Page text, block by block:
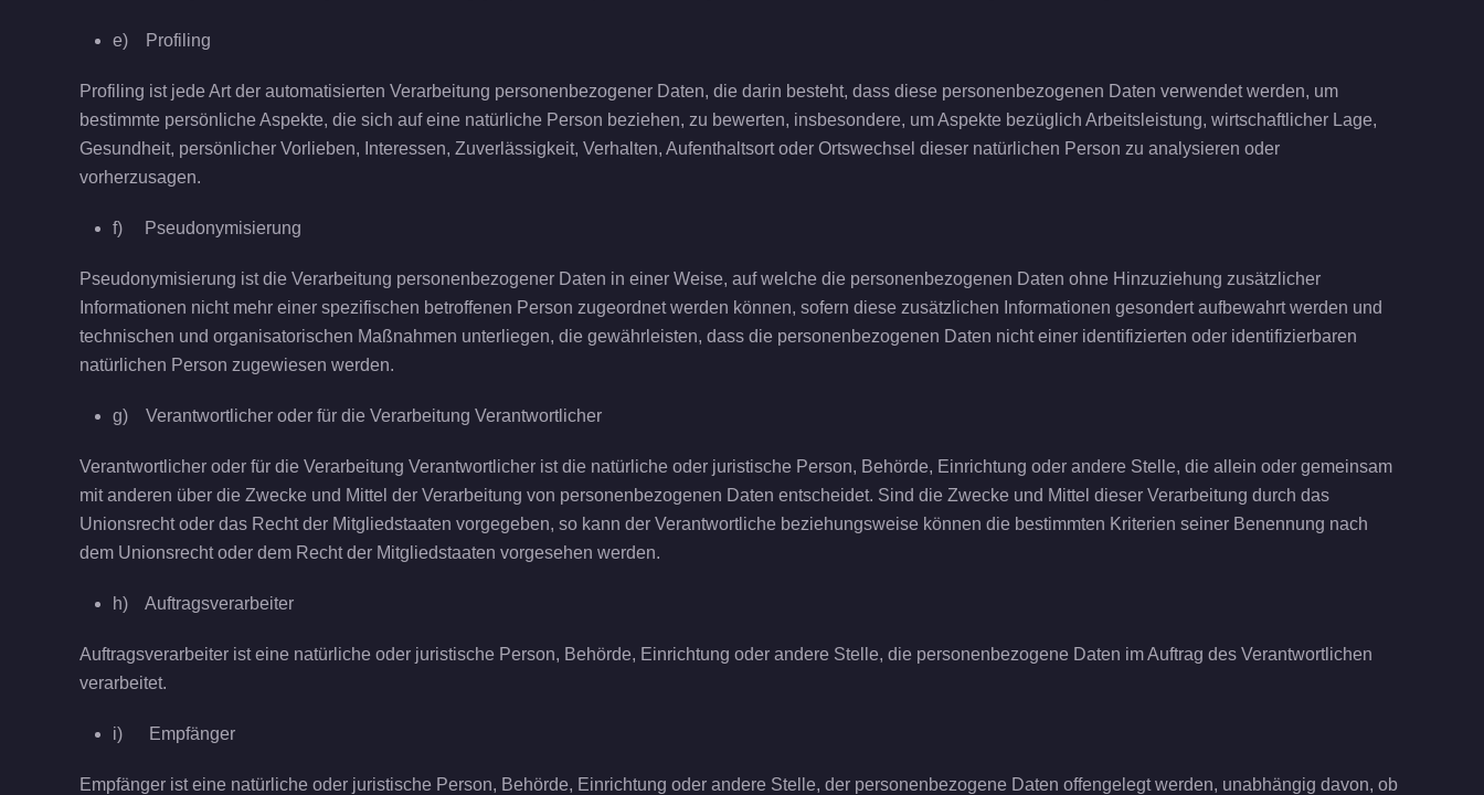
e) Profiling
Profiling ist jede Art der automatisierten Verarbeitung personenbezogener Daten, die darin besteht, dass diese personenbezogenen Daten verwendet werden, um
bestimmte persönliche Aspekte, die sich auf eine natürliche Person beziehen, zu bewerten, insbesondere, um Aspekte bezüglich Arbeitsleistung, wirtschaftlicher Lage,
Gesundheit, persönlicher Vorlieben, Interessen, Zuverlässigkeit, Verhalten, Aufenthaltsort oder Ortswechsel dieser natürlichen Person zu analysieren oder
vorherzusagen.
f) Pseudonymisierung
Pseudonymisierung ist die Verarbeitung personenbezogener Daten in einer Weise, auf welche die personenbezogenen Daten ohne Hinzuziehung zusätzlicher
Informationen nicht mehr einer spezifischen betroffenen Person zugeordnet werden können, sofern diese zusätzlichen Informationen gesondert aufbewahrt werden und
technischen und organisatorischen Maßnahmen unterliegen, die gewährleisten, dass die personenbezogenen Daten nicht einer identifizierten oder identifizierbaren
natürlichen Person zugewiesen werden.
g) Verantwortlicher oder für die Verarbeitung Verantwortlicher
Verantwortlicher oder für die Verarbeitung Verantwortlicher ist die natürliche oder juristische Person, Behörde, Einrichtung oder andere Stelle, die allein oder gemeinsam
mit anderen über die Zwecke und Mittel der Verarbeitung von personenbezogenen Daten entscheidet. Sind die Zwecke und Mittel dieser Verarbeitung durch das
Unionsrecht oder das Recht der Mitgliedstaaten vorgegeben, so kann der Verantwortliche beziehungsweise können die bestimmten Kriterien seiner Benennung nach
dem Unionsrecht oder dem Recht der Mitgliedstaaten vorgesehen werden.
h) Auftragsverarbeiter
Auftragsverarbeiter ist eine natürliche oder juristische Person, Behörde, Einrichtung oder andere Stelle, die personenbezogene Daten im Auftrag des Verantwortlichen
verarbeitet.
i) Empfänger
Empfänger ist eine natürliche oder juristische Person, Behörde, Einrichtung oder andere Stelle, der personenbezogene Daten offengelegt werden, unabhängig davon, ob